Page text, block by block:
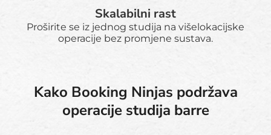
Skalabilni rast
Proširite se iz jednog studija na višelokacijske
operacije bez promjene sustava.
Kako Booking Ninjas podržava
operacije studija barre